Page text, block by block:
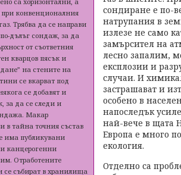
при конвенционалния
Трябва да се направи
дълъг сондаж, за да
от съответния
кварцов пясък и
на стените на
се вкарват под
се добавят и
за да се следи и
Макар
в тайна точния състав
има публикувани
канцерогенни
Отработените
се събират в хранилища
сондиране е по-
натрупания в
излезе не само
замърсител на
лесно запалим,
експлозии и
случаи. И
застрашават и
особено в
напоследък
най-вече в щата
Европа е много
екология.
Отделно са